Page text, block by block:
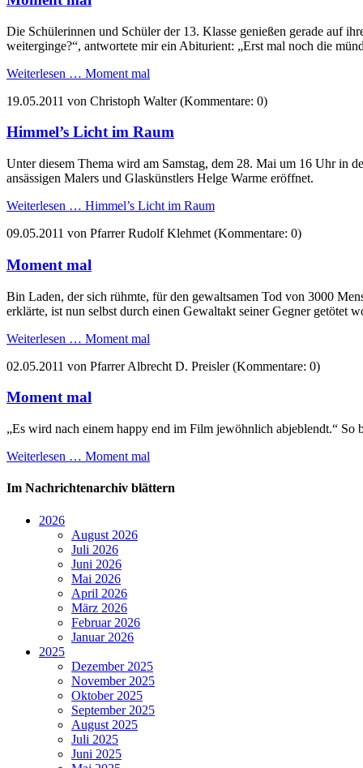
Die Schülerinnen und Schüler der 13. Klasse genießen gerade auf
weiterginge?“, antwortete mir ein Abiturient: „Erst mal noch die
Weiterlesen … Moment mal
19.05.2011 von Christoph Walter (Kommentare: 0)
Himmel’s Licht im Raum
Unter diesem Thema wird am Samstag, dem 28. Mai um 16 Uhr in
ansässigen Malers und Glaskünstlers Helge Warme eröffnet.
Weiterlesen … Himmel’s Licht im Raum
09.05.2011 von Pfarrer Rudolf Klehmet (Kommentare: 0)
Moment mal
Bin Laden, der sich rühmte, für den gewaltsamen Tod von 3000
erklärte, ist nun selbst durch einen Gewaltakt seiner Gegner getötet
Weiterlesen … Moment mal
02.05.2011 von Pfarrer Albrecht D. Preisler (Kommentare: 0)
Moment mal
„Es wird nach einem happy end im Film jewöhnlich abjeblendt.“
Weiterlesen … Moment mal
Im Nachrichtenarchiv blättern
2026
August 2026
Juli 2026
Juni 2026
Mai 2026
April 2026
März 2026
Februar 2026
Januar 2026
2025
Dezember 2025
November 2025
Oktober 2025
September 2025
August 2025
Juli 2025
Juni 2025